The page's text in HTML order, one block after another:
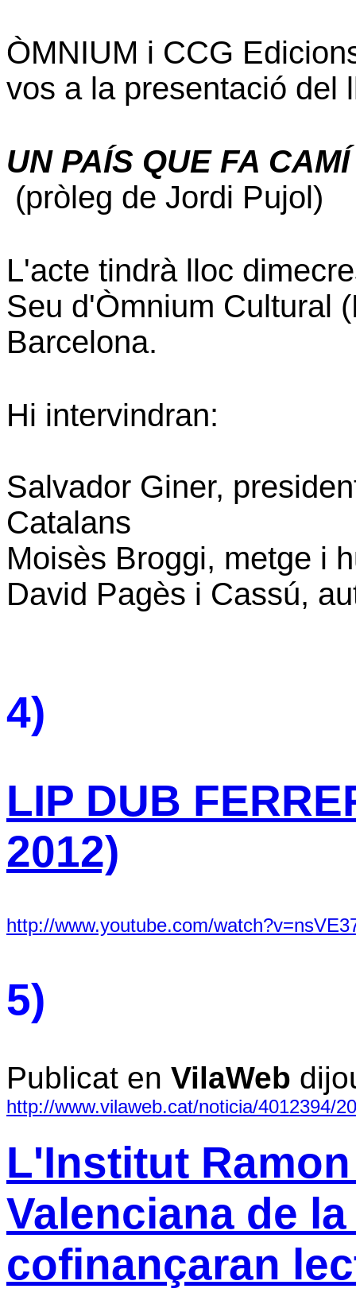
ÒMNIUM i CCG
vos a la presentació del
UN PAÍS QUE FA CAMÍ
(pròleg de Jordi Pujol)
L'acte tindrà lloc
Seu d'Òmnium Cultural
Barcelona.
Hi intervindran:
Salvador Giner,
Catalans
Moisès Broggi, metge i
David Pagès i Cassú,
4)
LIP DUB
2012)
http://www.youtube.com/
5)
Publicat en VilaWeb
http://www.vilaweb.cat/noticia/4012394/
L'Institut
Valenciana de
cofinançaran